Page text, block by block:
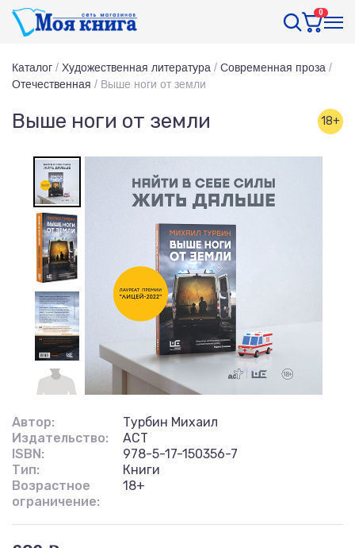
0
Каталог / Художественная литература / Современная проза /
Отечественная / Выше ноги от земли
Выше ноги от земли 18+
Автор:
Турбин Михаил
Издательство:
АСТ
ISBN:
978-5-17-150356-7
Тип:
Книги
Возрастное
ограничение:
18+